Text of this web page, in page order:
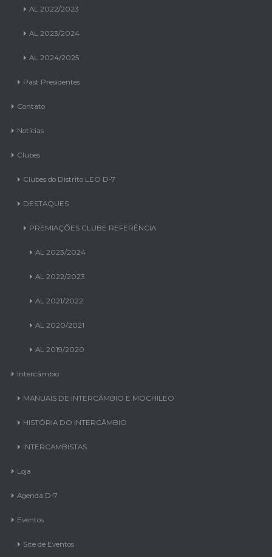
AL 2021/2022
AL 2022/2023
AL 2023/2024
AL 2024/2025
Past Presidentes
Contato
Notícias
Clubes
Clubes do Distrito LEO D-7
DESTAQUES
PREMIAÇÕES CLUBE REFERÊNCIA
AL 2023/2024
AL 2022/2023
AL 2021/2022
AL 2020/2021
AL 2019/2020
Intercâmbio
MANUAIS DE INTERCÂMBIO E MOCHILEO
HISTÓRIA DO INTERCÂMBIO
INTERCAMBISTAS
Loja
Agenda D-7
Eventos